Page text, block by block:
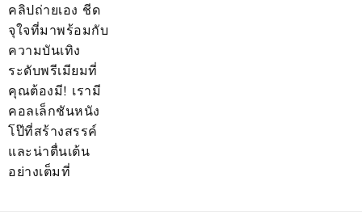
คลิปถ่ายเอง ชีด
จุใจที่มาพร้อมกับ
ความบันเทิง
ระดับพรีเมียมที่
คุณต้องมี! เรามี
คอลเล็กชันหนัง
โป๊ที่สร้างสรรค์
และน่าตื่นเต้น
อย่างเต็มที่